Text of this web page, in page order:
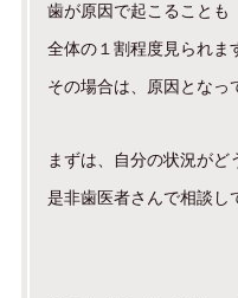
歯が原因で起こることも
全体の１割程度見られま
その場合は、原因となっ
まずは、自分の状況がど
是非歯医者さんで相談し